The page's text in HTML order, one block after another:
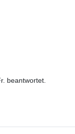
beantwortet.